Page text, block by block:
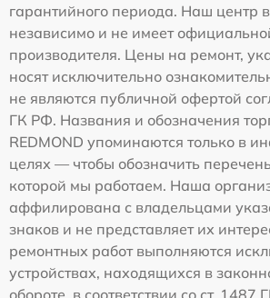
гарантийного периода. Наш центр
независимо и не имеет
производителя. Цены на ремонт,
носят исключительно
не являются публичной офертой
ГК РФ. Названия и обозначения
REDMOND упоминаются только в
целях — чтобы обозначить
которой мы работаем. Наша
аффилирована с владельцами
знаков и не представляет их
ремонтных работ выполняются
устройствах, находящихся в